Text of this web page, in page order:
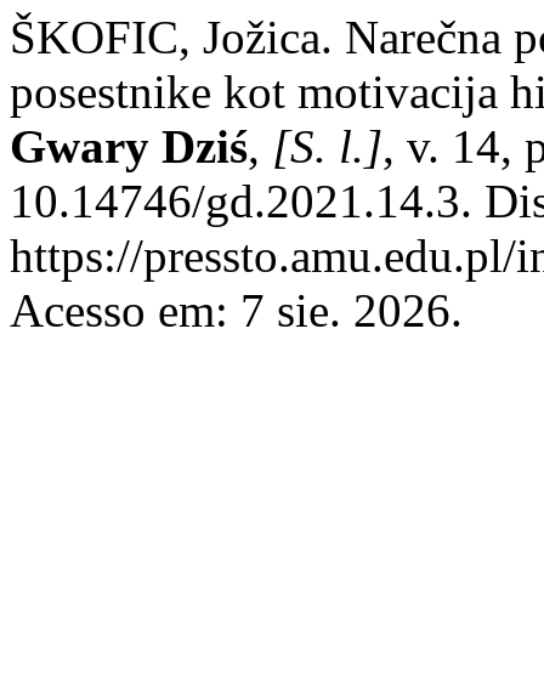
ŠKOFIC, Jožica. Narečna
posestnike kot motivacija
Gwary Dziś, [S. l.], v. 14,
10.14746/gd.2021.14.3.
https://
Acesso em: 7 sie. 2026.